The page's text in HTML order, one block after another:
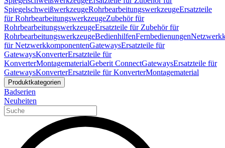
SpiegelschweißwerkzeugeRohrbearbeitungswerkzeugeErsatzteile
für RohrbearbeitungswerkzeugeZubehör für
RohrbearbeitungswerkzeugeErsatzteile für Zubehör für
RohrbearbeitungswerkzeugeBedienhilfenFernbedienungen
für NetzwerkkomponentenGatewaysErsatzteile für
GatewaysKonverterErsatzteile für
KonverterMontagematerialGeberit ConnectGatewaysErsatzteile für
GatewaysKonverterErsatzteile für KonverterMontagematerial
Produktkategorien
Badserien
Neuheiten